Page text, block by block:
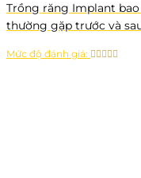
Trồng răng Implant
thường gặp trước và
Mức độ đánh giá: